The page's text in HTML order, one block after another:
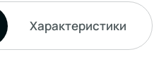
Характеристики